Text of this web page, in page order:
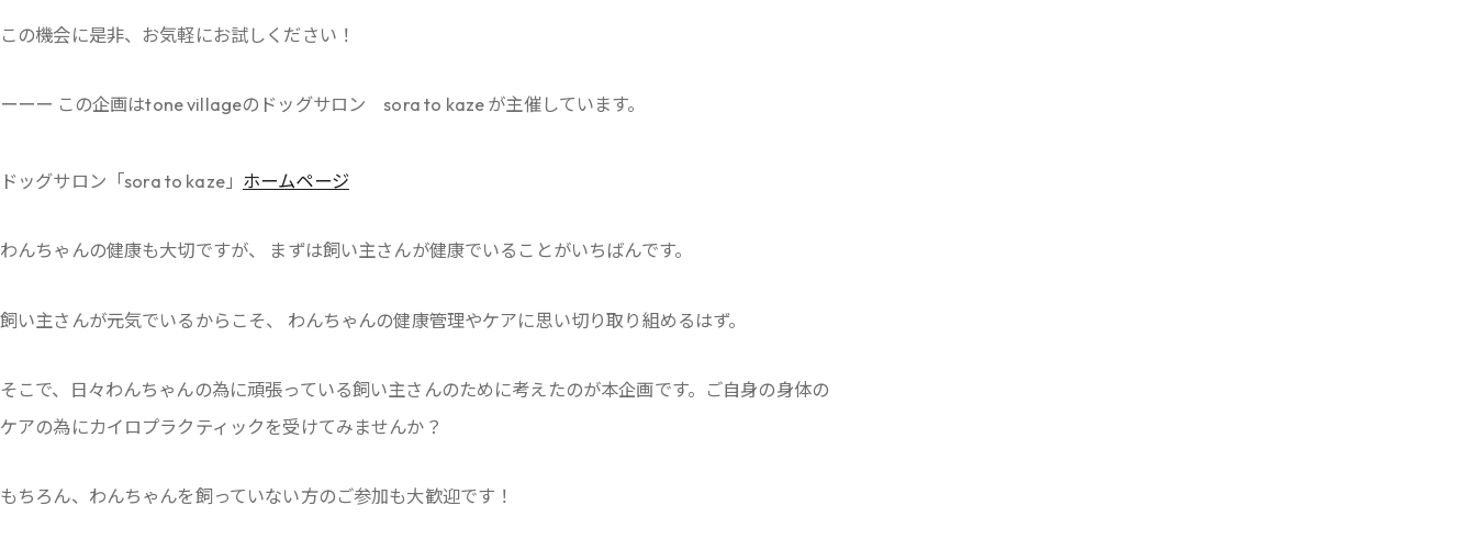
この機会に是非、お気軽にお試しください！
ーーー この企画はtone villageのドッグサロン sora to kaze が主催しています。
ドッグサロン「sora to kaze」 ホームページ
わんちゃんの健康も大切ですが、 まずは飼い主さんが健康でいることがいちばんです。
飼い主さんが元気でいるからこそ、 わんちゃんの健康管理やケアに思い切り取り組めるはず。
そこで、日々わんちゃんの為に頑張っている飼い主さんのために考えたのが本企画です。ご自身の身体の
ケアの為にカイロプラクティックを受けてみませんか？
もちろん、わんちゃんを飼っていない方のご参加も大歓迎です！